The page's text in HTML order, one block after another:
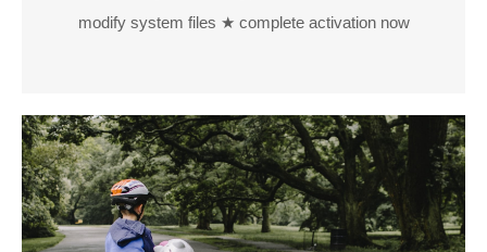
modify system files ★ complete activation now